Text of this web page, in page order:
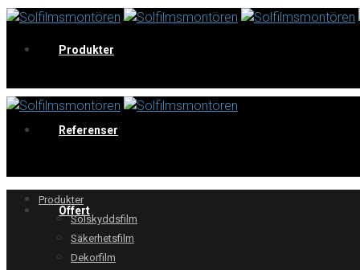
Produkter
Referenser
Offert
Produkter
Solskyddsfilm
Säkerhetsfilm
Dekorfilm